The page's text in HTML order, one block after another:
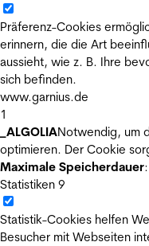
Präferenz-Cookies
erinnern, die die Art
aussieht, wie z. B. Ihre
sich befinden.
www.garnius.de
1
_ALGOLIANotwendig, um
optimieren. Der Cookie
Maximale Speicherdauer
Statistiken 9
Statistik-Cookies helfen
Besucher mit Webseiten